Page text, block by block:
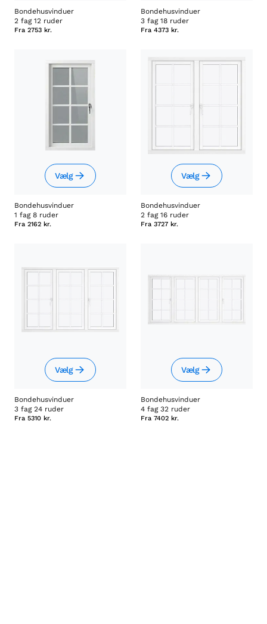
Bondehusvinduer
2 fag 12 ruder
Fra 2753 kr.
Bondehusvinduer
3 fag 18 ruder
Fra 4373 kr.
Vælg
Bondehusvinduer
1 fag 8 ruder
Fra 2162 kr.
Vælg
Bondehusvinduer
2 fag 16 ruder
Fra 3727 kr.
Vælg
Bondehusvinduer
3 fag 24 ruder
Fra 5310 kr.
Vælg
Bondehusvinduer
4 fag 32 ruder
Fra 7402 kr.